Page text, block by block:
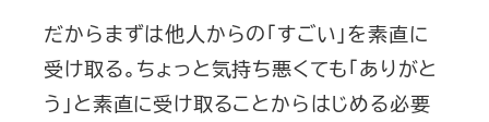
だからまずは他人からの「すごい」を素直に
受け取る。ちょっと気持ち悪くても「ありがと
う」と素直に受け取ることからはじめる必要